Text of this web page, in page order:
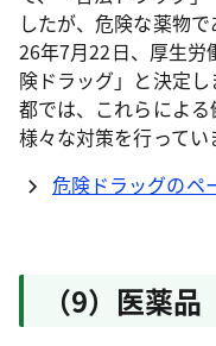
したが、危険な薬物
26年7月22日、厚生労
険ドラッグ」と決定し
都では、これらによ
様々な対策を行ってい
危険ドラッグのペ
（9）医薬品